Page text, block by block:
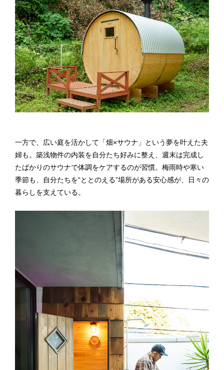
一方で、広い庭を活かして「畑×サウナ」という夢を叶えた夫
婦も。築浅物件の内装を自分たち好みに整え、週末は完成し
たばかりのサウナで体調をケアするのが習慣。梅雨時や寒い
季節も、自分たちを“ととのえる” 場所がある安心感が、日々の
暮らしを支えている。